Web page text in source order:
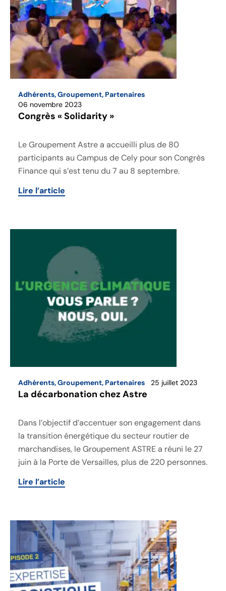
Adhérents,Groupement, Partenaires
06 novembre 2023
Congrès « Solidarity »
Le Groupement Astre a accueilli plus de 80
participants au Campus de Cely pour son Congrès
Finance qui s’est tenu du 7 au 8 septembre.
Lire l’article
Adhérents,Groupement, Partenaires 25 juillet 2023
La décarbonation chez Astre
Dans l’objectif d’accentuer son engagement dans
la transition énergétique du secteur routier de
marchandises, le Groupement ASTRE a réuni le 27
juin à la Porte de Versailles, plus de 220 personnes.
Lire l’article